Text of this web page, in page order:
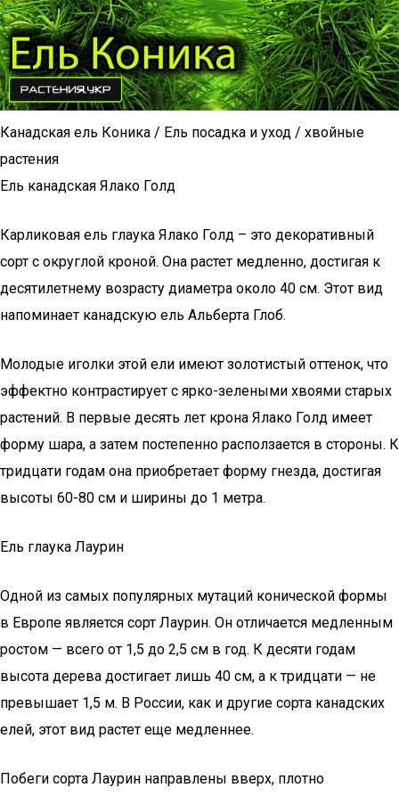
Канадская ель Коника / Ель посадка и уход / хвойные
растения
Ель канадская Ялако Голд
Карликовая ель глаука Ялако Голд – это декоративный
сорт с округлой кроной. Она растет медленно, достигая к
десятилетнему возрасту диаметра около 40 см. Этот вид
напоминает канадскую ель Альберта Глоб.
Молодые иголки этой ели имеют золотистый оттенок, что
эффектно контрастирует с ярко-зелеными хвоями старых
растений. В первые десять лет крона Ялако Голд имеет
форму шара, а затем постепенно расползается в стороны. К
тридцати годам она приобретает форму гнезда, достигая
высоты 60-80 см и ширины до 1 метра.
Ель глаука Лаурин
Одной из самых популярных мутаций конической формы
в Европе является сорт Лаурин. Он отличается медленным
ростом — всего от 1,5 до 2,5 см в год. К десяти годам
высота дерева достигает лишь 40 см, а к тридцати — не
превышает 1,5 м. В России, как и другие сорта канадских
елей, этот вид растет еще медленнее.
Побеги сорта Лаурин направлены вверх, плотно